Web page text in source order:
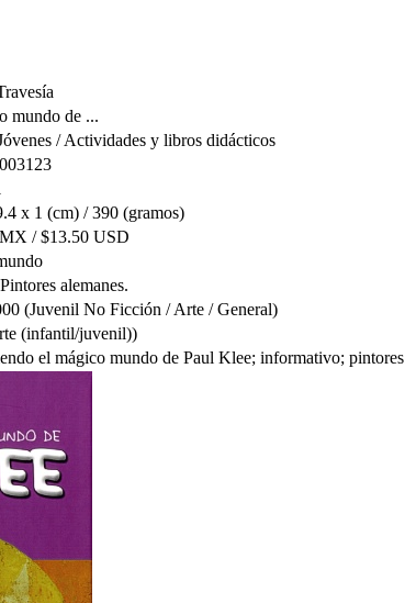
mundo de ...
/ Actividades y libros didácticos
x 1 (cm) / 390 (gramos)
/ $13.50 USD
alemanes.
(Juvenil No Ficción / Arte / General)
(infantil/juvenil))
el mágico mundo de Paul Klee; informativo;